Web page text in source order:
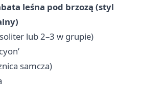
leśna pod brzozą (styl
lub 2–3 w grupie)
samcza)